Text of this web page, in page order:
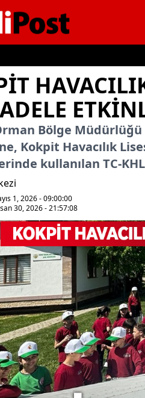
Bölge
Kokpit Havacılık
kullanılan TC-
1, 2026 - 09:00:00
30, 2026 - 21:57:08